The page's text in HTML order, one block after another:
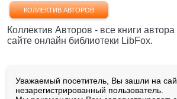
КОЛЛЕКТИВ АВТОРОВ
Коллектив Авторов - все книги
сайте онлайн библиотеки LibFox.
Уважаемый посетитель, Вы зашли на
незарегистрированный пользователь.